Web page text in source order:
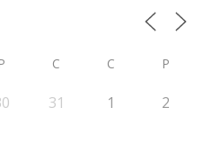
P C C P
31 1 2